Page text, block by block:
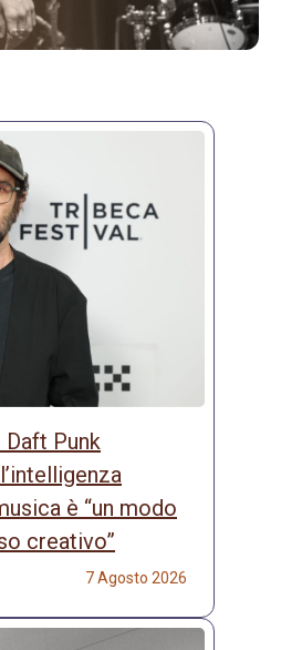
Punk
è “un modo
creativo”
7 Agosto 2026